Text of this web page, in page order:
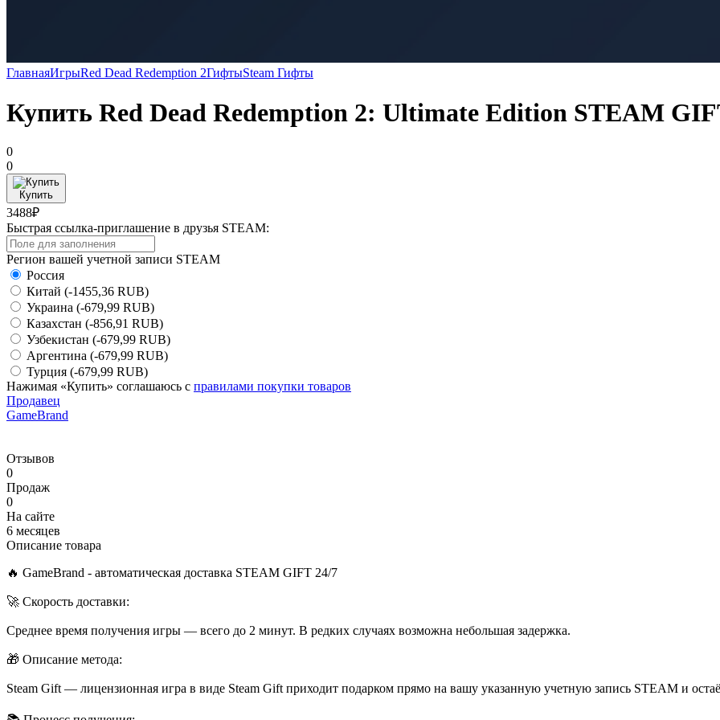
ГлавнаяИгрыRed Dead Redemption 2ГифтыSteam Гифты
Купить Red Dead Redemption 2: Ultimate Edition STEAM
0
0
Купить
3488₽
Быстрая ссылка-приглашение в друзья STEAM:
Регион вашей учетной записи STEAM
Россия
Китай (-1455,36 RUB)
Украина (-679,99 RUB)
Казахстан (-856,91 RUB)
Узбекистан (-679,99 RUB)
Аргентина (-679,99 RUB)
Турция (-679,99 RUB)
Нажимая «Купить» соглашаюсь с правилами покупки товаров
Продавец
GameBrand
Отзывов
0
Продаж
0
На сайте
6 месяцев
Описание товара
🔥 GameBrand - автоматическая доставка STEAM GIFT 24/7
🚀 Скорость доставки:
Среднее время получения игры — всего до 2 минут. В редких случаях возможна небольшая задержка.
🎁 Описание метода:
Steam Gift — лицензионная игра в виде Steam Gift приходит подарком прямо на вашу указанную учетную запись STEAM и